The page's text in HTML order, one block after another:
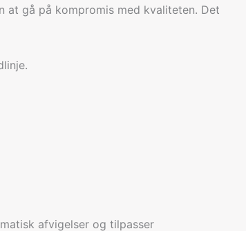
at gå på kompromis med kvaliteten. Det
afvigelser og tilpasser